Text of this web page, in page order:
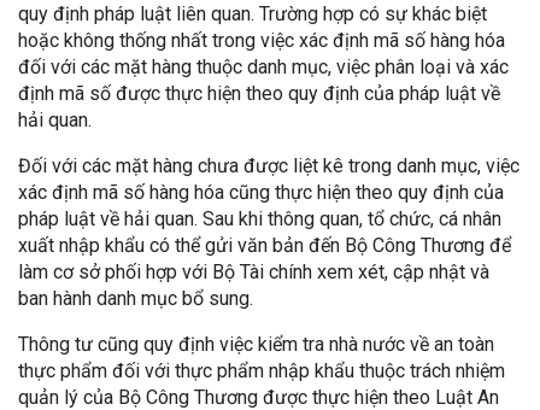
quy định pháp luật liên quan. Trường hợp có sự khác biệt
hoặc không thống nhất trong việc xác định mã số hàng hóa
đối với các mặt hàng thuộc danh mục, việc phân loại và xác
định mã số được thực hiện theo quy định của pháp luật về
hải quan.
Đối với các mặt hàng chưa được liệt kê trong danh mục, việc
xác định mã số hàng hóa cũng thực hiện theo quy định của
pháp luật về hải quan. Sau khi thông quan, tổ chức, cá nhân
xuất nhập khẩu có thể gửi văn bản đến Bộ Công Thương để
làm cơ sở phối hợp với Bộ Tài chính xem xét, cập nhật và
ban hành danh mục bổ sung.
Thông tư cũng quy định việc kiểm tra nhà nước về an toàn
thực phẩm đối với thực phẩm nhập khẩu thuộc trách nhiệm
quản lý của Bộ Công Thương được thực hiện theo Luật An